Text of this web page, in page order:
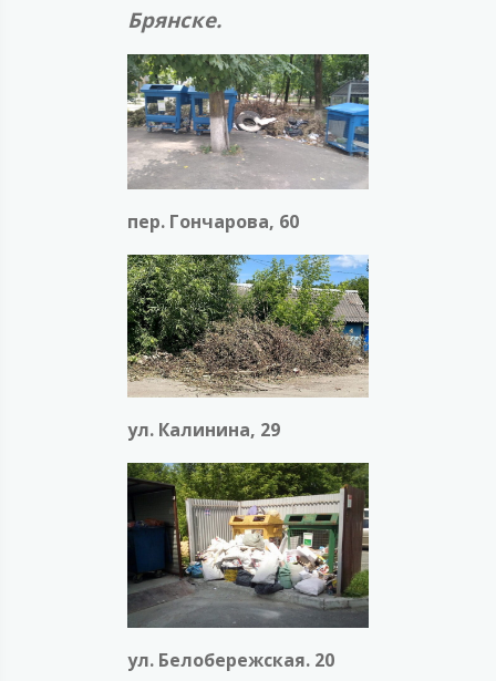
Брянске.
пер. Гончарова, 60
ул. Калинина, 29
ул. Белобережская. 20